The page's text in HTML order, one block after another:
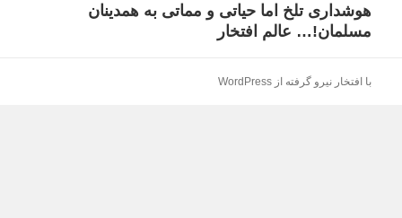
نوشته
بعدی:
هوشداری تلخ اما حیاتی و مماتی به همدینان
مسلمان!… عالم افتخار
با افتخار نیرو گرفته از WordPress